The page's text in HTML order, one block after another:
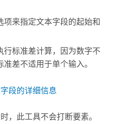
项来指定文本字段的起始和
行标准差计算，因为数字不
差不适用于单个输入。
段的详细信息
，此工具不会打断要素。